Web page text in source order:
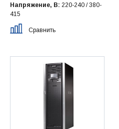
Напряжение, В: 220-240 / 380-
415
Сравнить